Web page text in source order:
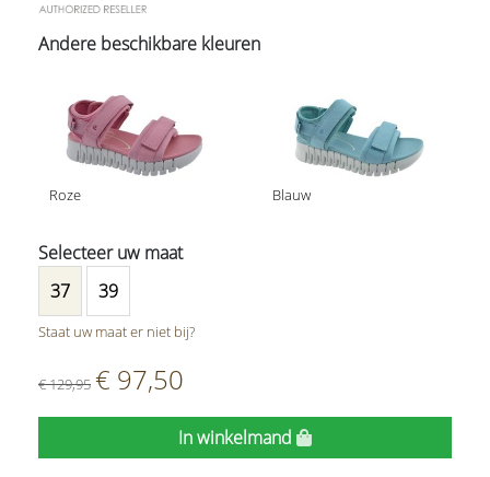
Andere beschikbare kleuren
Roze Blauw
37 39
Staat uw maat er niet bij?
€ 129,95 € 97,50
In winkelmand